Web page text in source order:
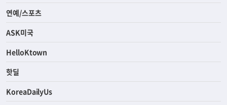
라이프
연예/스포츠
ASK미국
HelloKtown
핫딜